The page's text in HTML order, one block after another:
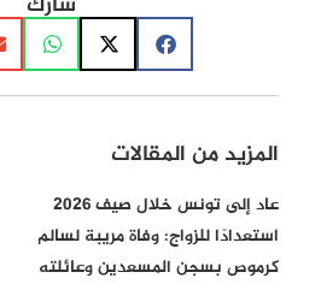
المزيد من المقالات
عاد إلى تونس خلال صيف 2026
استعدادًا للزواج: وفاة مريبة لسالم
كرموص بسجن المسعدين وعائلته